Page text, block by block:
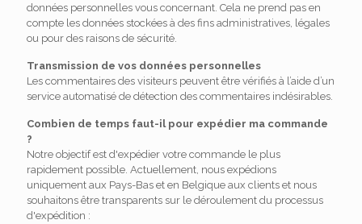
données personnelles vous concernant. Cela ne prend pas en
compte les données stockées à des fins administratives, légales
ou pour des raisons de sécurité.
Transmission de vos données personnelles
Les commentaires des visiteurs peuvent être vérifiés à l’aide d’un
service automatisé de détection des commentaires indésirables.
Combien de temps faut-il pour expédier ma commande
?
Notre objectif est d'expédier votre commande le plus
rapidement possible. Actuellement, nous expédions
uniquement aux Pays-Bas et en Belgique aux clients et nous
souhaitons être transparents sur le déroulement du processus
d'expédition :